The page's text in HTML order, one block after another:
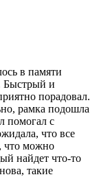
в памяти
Быстрый и
порадовал.
рамка подошла
помогал с
что все
что можно
найдет что-то
такие